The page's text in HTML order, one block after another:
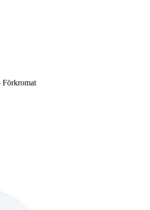
Förkromat